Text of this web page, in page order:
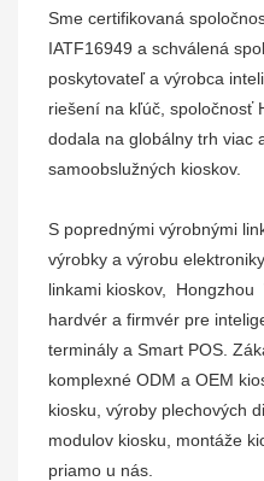
Sme certifikovaná
IATF16949 a schválená
poskytovateľ a výrobca
riešení na kľúč, spoločnosť
dodala na globálny trh viac
samoobslužných kioskov.
S poprednými výrobnými
výrobky a výrobu
linkami kioskov,
Hongzhou
hardvér a firmvér pre
terminály a Smart POS.
komplexné ODM a OEM
kiosku, výroby plechových
modulov kiosku, montáže
priamo u nás.